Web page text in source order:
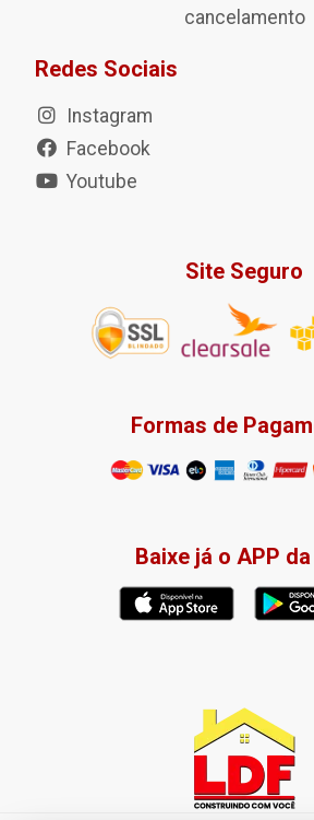
cancelamento
Redes Sociais
Instagram
Facebook
Youtube
Site Seguro
Formas de
Baixe já o APP da